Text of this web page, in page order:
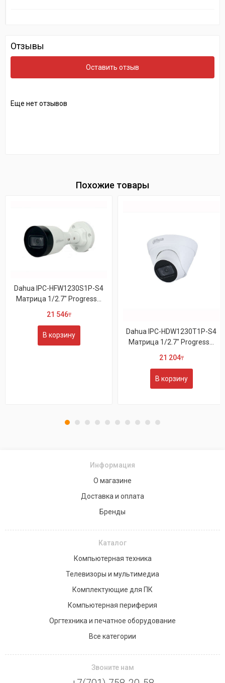
Отзывы
Оставить отзыв
Еще нет отзывов
Похожие товары
Dahua IPC-HFW1230S1P-S4
Матрица 1/2.7" Progress...
21 546₸
В корзину
Dahua IPC-HDW1230T1P-S4
Матрица 1/2.7" Progress...
21 204₸
В корзину
Информация
О магазине
Доставка и оплата
Бренды
Каталог
Компьютерная техника
Телевизоры и мультимедиа
Комплектующие для ПК
Компьютерная периферия
Оргтехника и печатное оборудование
Все категории
Звоните нам